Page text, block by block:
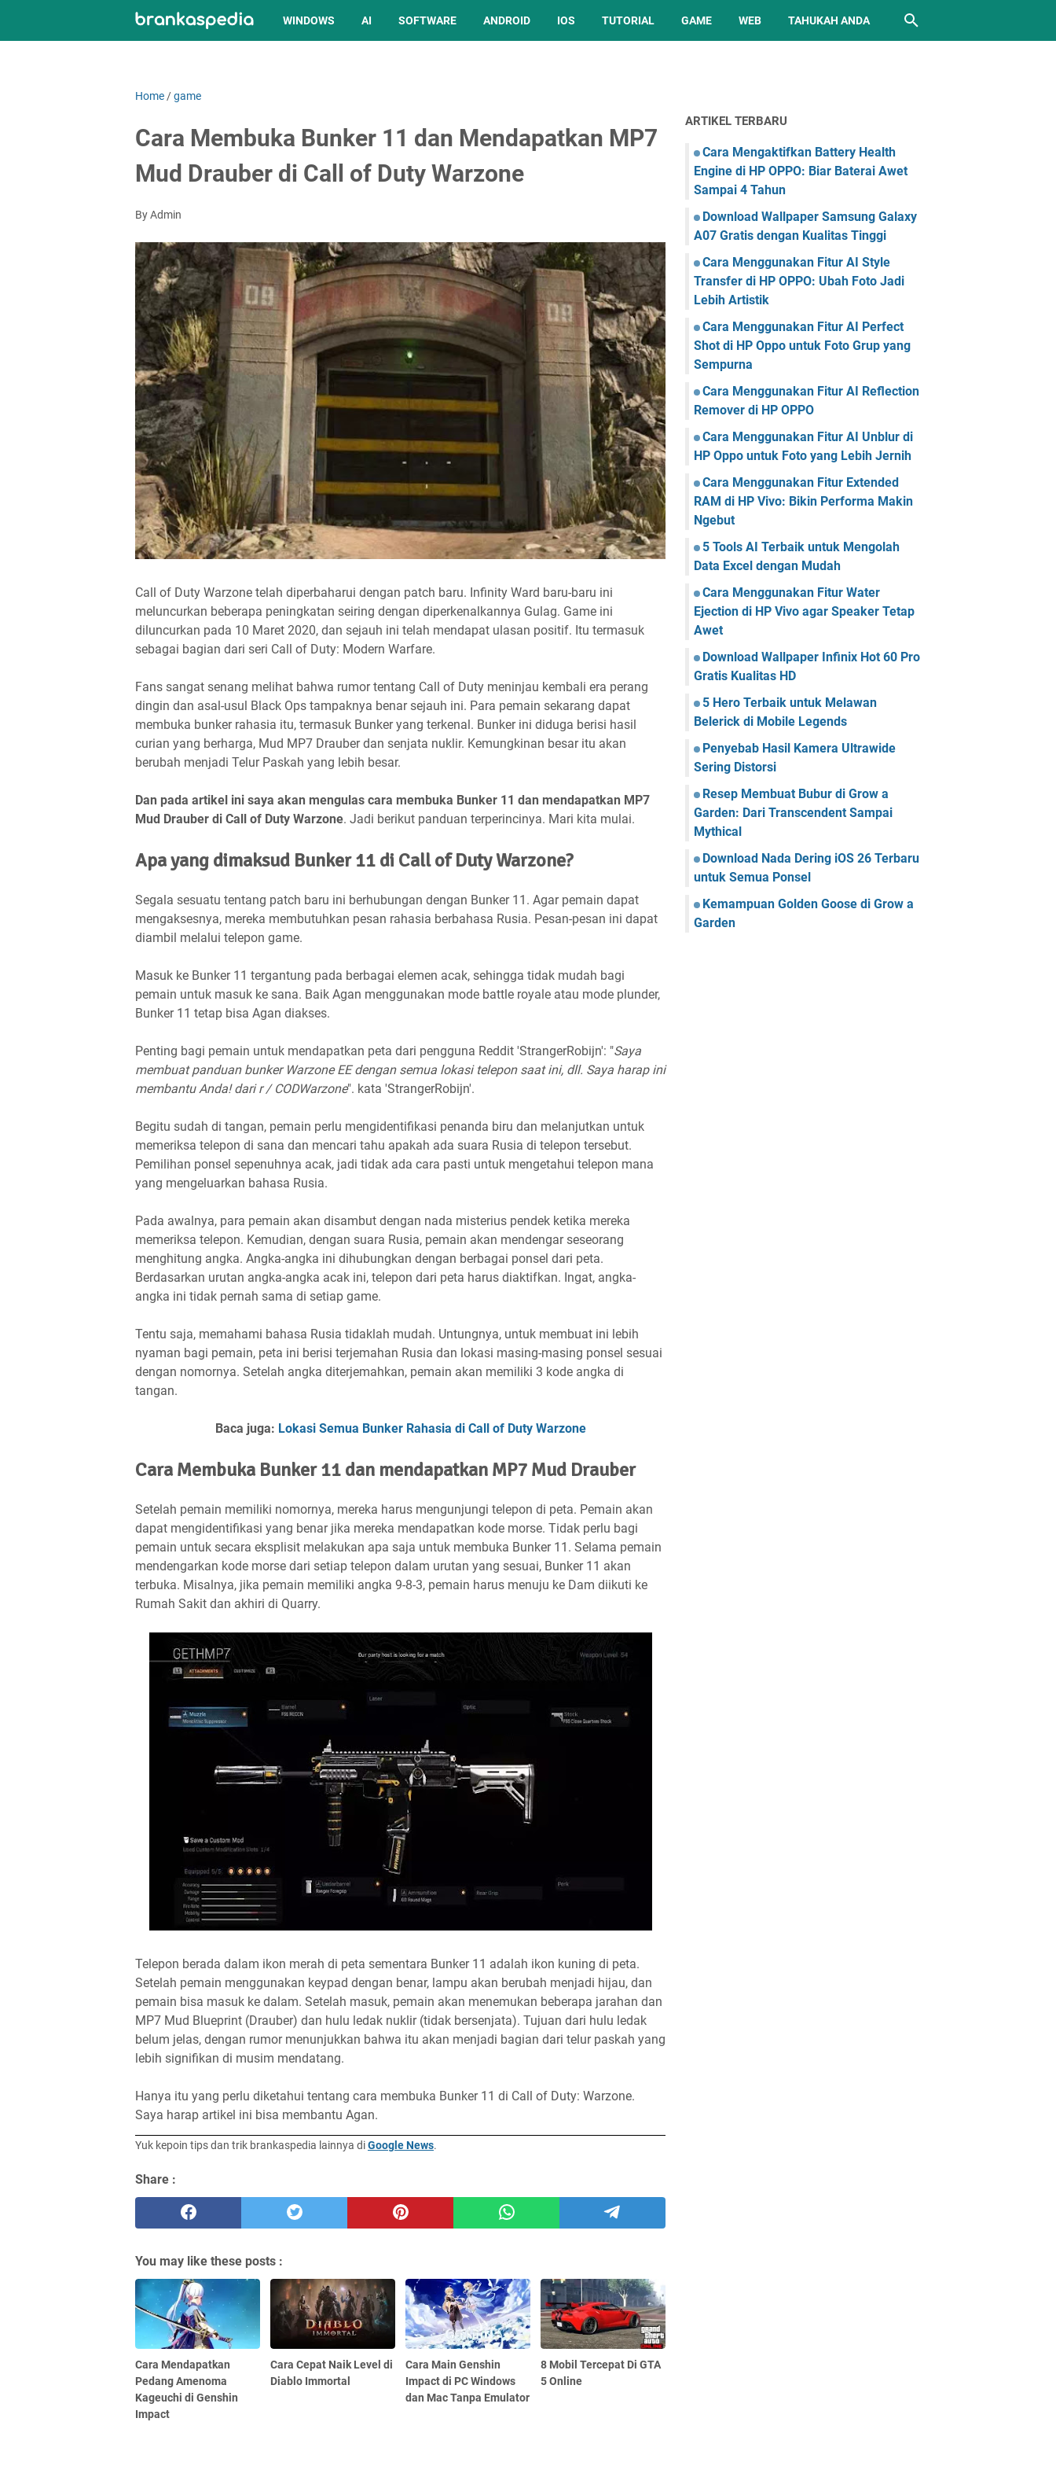
WINDOWS AI SOFTWARE ANDROID IOS TUTORIAL GAME WEB TAHUKAH ANDA
Home /game
Cara Membuka Bunker 11 dan Mendapatkan MP7
Mud Drauber di Call of Duty Warzone
By Admin
Call of Duty Warzone telah diperbaharui dengan patch baru. Infinity Ward baru-baru ini
meluncurkan beberapa peningkatan seiring dengan diperkenalkannya Gulag. Game ini
diluncurkan pada 10 Maret 2020, dan sejauh ini telah mendapat ulasan positif. Itu termasuk
sebagai bagian dari seri Call of Duty: Modern Warfare.
Fans sangat senang melihat bahwa rumor tentang Call of Duty meninjau kembali era perang
dingin dan asal-usul Black Ops tampaknya benar sejauh ini. Para pemain sekarang dapat
membuka bunker rahasia itu, termasuk Bunker yang terkenal. Bunker ini diduga berisi hasil
curian yang berharga, Mud MP7 Drauber dan senjata nuklir. Kemungkinan besar itu akan
berubah menjadi Telur Paskah yang lebih besar.
Dan pada artikel ini saya akan mengulas cara membuka Bunker 11 dan mendapatkan MP7
Mud Drauber di Call of Duty Warzone. Jadi berikut panduan terperincinya. Mari kita mulai.
Apa yang dimaksud Bunker 11 di Call of Duty Warzone?
Segala sesuatu tentang patch baru ini berhubungan dengan Bunker 11. Agar pemain dapat
mengaksesnya, mereka membutuhkan pesan rahasia berbahasa Rusia. Pesan-pesan ini dapat
diambil melalui telepon game.
Masuk ke Bunker 11 tergantung pada berbagai elemen acak, sehingga tidak mudah bagi
pemain untuk masuk ke sana. Baik Agan menggunakan mode battle royale atau mode plunder,
Bunker 11 tetap bisa Agan diakses.
Penting bagi pemain untuk mendapatkan peta dari pengguna Reddit 'StrangerRobijn': "Saya
membuat panduan bunker Warzone EE dengan semua lokasi telepon saat ini, dll. Saya harap ini
membantu Anda! dari r / CODWarzone". kata 'StrangerRobijn'.
Begitu sudah di tangan, pemain perlu mengidentifikasi penanda biru dan melanjutkan untuk
memeriksa telepon di sana dan mencari tahu apakah ada suara Rusia di telepon tersebut.
Pemilihan ponsel sepenuhnya acak, jadi tidak ada cara pasti untuk mengetahui telepon mana
yang mengeluarkan bahasa Rusia.
Pada awalnya, para pemain akan disambut dengan nada misterius pendek ketika mereka
memeriksa telepon. Kemudian, dengan suara Rusia, pemain akan mendengar seseorang
menghitung angka. Angka-angka ini dihubungkan dengan berbagai ponsel dari peta.
Berdasarkan urutan angka-angka acak ini, telepon dari peta harus diaktifkan. Ingat, angka-
angka ini tidak pernah sama di setiap game.
Tentu saja, memahami bahasa Rusia tidaklah mudah. Untungnya, untuk membuat ini lebih
nyaman bagi pemain, peta ini berisi terjemahan Rusia dan lokasi masing-masing ponsel sesuai
dengan nomornya. Setelah angka diterjemahkan, pemain akan memiliki 3 kode angka di
tangan.
Baca juga: Lokasi Semua Bunker Rahasia di Call of Duty Warzone
Cara Membuka Bunker 11 dan mendapatkan MP7 Mud Drauber
Setelah pemain memiliki nomornya, mereka harus mengunjungi telepon di peta. Pemain akan
dapat mengidentifikasi yang benar jika mereka mendapatkan kode morse. Tidak perlu bagi
pemain untuk secara eksplisit melakukan apa saja untuk membuka Bunker 11. Selama pemain
mendengarkan kode morse dari setiap telepon dalam urutan yang sesuai, Bunker 11 akan
terbuka. Misalnya, jika pemain memiliki angka 9-8-3, pemain harus menuju ke Dam diikuti ke
Rumah Sakit dan akhiri di Quarry.
Telepon berada dalam ikon merah di peta sementara Bunker 11 adalah ikon kuning di peta.
Setelah pemain menggunakan keypad dengan benar, lampu akan berubah menjadi hijau, dan
pemain bisa masuk ke dalam. Setelah masuk, pemain akan menemukan beberapa jarahan dan
MP7 Mud Blueprint (Drauber) dan hulu ledak nuklir (tidak bersenjata). Tujuan dari hulu ledak
belum jelas, dengan rumor menunjukkan bahwa itu akan menjadi bagian dari telur paskah yang
lebih signifikan di musim mendatang.
Hanya itu yang perlu diketahui tentang cara membuka Bunker 11 di Call of Duty: Warzone.
Saya harap artikel ini bisa membantu Agan.
Yuk kepoin tips dan trik brankaspedia lainnya diGoogle News.
Share :
You may like these posts :
Cara Mendapatkan
Pedang Amenoma
Kageuchi di Genshin
Impact
Cara Cepat Naik Level di
Diablo Immortal
Cara Main Genshin
Impact di PC Windows
dan Mac Tanpa Emulator
8 Mobil Tercepat Di GTA
5 Online
ARTIKEL TERBARU
Cara Mengaktifkan Battery Health
Engine di HP OPPO: Biar Baterai Awet
Sampai 4 Tahun
Download Wallpaper Samsung Galaxy
A07 Gratis dengan Kualitas Tinggi
Cara Menggunakan Fitur AI Style
Transfer di HP OPPO: Ubah Foto Jadi
Lebih Artistik
Cara Menggunakan Fitur AI Perfect
Shot di HP Oppo untuk Foto Grup yang
Sempurna
Cara Menggunakan Fitur AI Reflection
Remover di HP OPPO
Cara Menggunakan Fitur AI Unblur di
HP Oppo untuk Foto yang Lebih Jernih
Cara Menggunakan Fitur Extended
RAM di HP Vivo: Bikin Performa Makin
Ngebut
5 Tools AI Terbaik untuk Mengolah
Data Excel dengan Mudah
Cara Menggunakan Fitur Water
Ejection di HP Vivo agar Speaker Tetap
Awet
Download Wallpaper Infinix Hot 60 Pro
Gratis Kualitas HD
5 Hero Terbaik untuk Melawan
Belerick di Mobile Legends
Penyebab Hasil Kamera Ultrawide
Sering Distorsi
Resep Membuat Bubur di Grow a
Garden: Dari Transcendent Sampai
Mythical
Download Nada Dering iOS 26 Terbaru
untuk Semua Ponsel
Kemampuan Golden Goose di Grow a
Garden